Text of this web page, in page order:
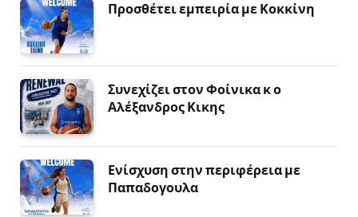
Προσθέτει εμπειρία με Κοκκίνη
Συνεχίζει στον Φοίνικα κ ο
Αλέξανδρος Κικης
Ενίσχυση στην περιφέρεια με
Παπαδογουλα